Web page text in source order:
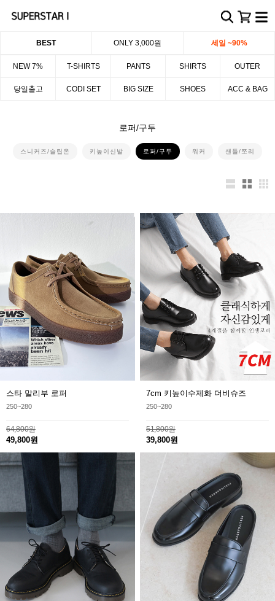
BEST ONLY 3,000원 세일 ~90%
NEW 7% T-SHIRTS PANTS SHIRTS OUTER
당일출고 CODI SET BIG SIZE SHOES ACC & BAG
로퍼/구두
스니커즈/슬립온 키높이신발 로퍼/구두 워커 샌들/쪼리
스타 말리부 로퍼
250~280
64,800원
49,800원
7cm 키높이수제화 더비슈즈
250~280
51,800원
39,800원